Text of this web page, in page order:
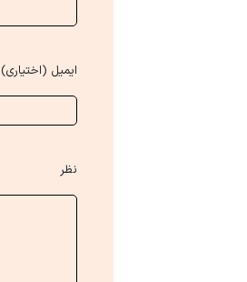
ایمیل (اختیاری)
نظر